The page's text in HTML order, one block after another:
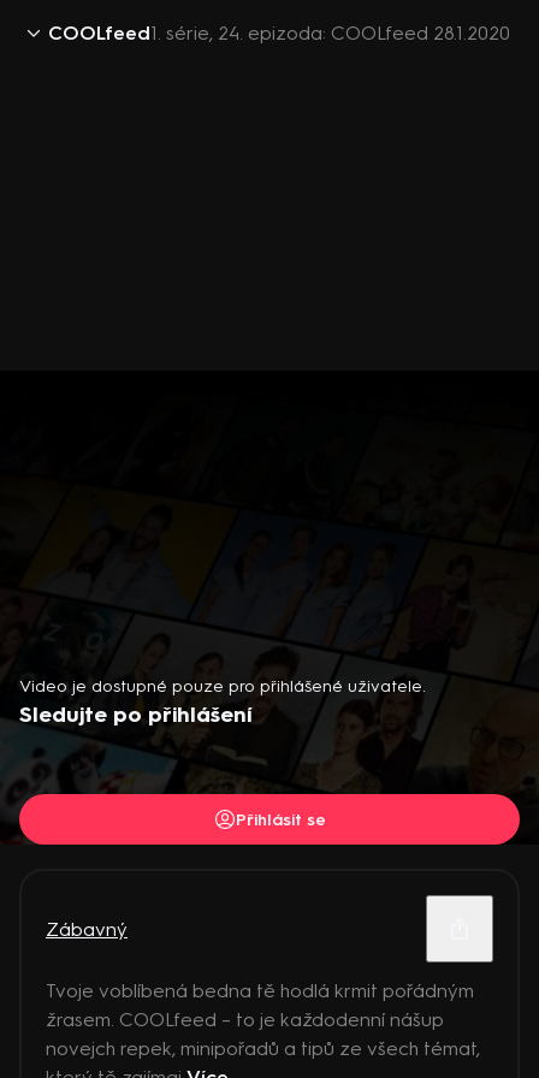
COOLfeed1. série, 24. epizoda: COOLfeed 28.1.2020
Video je dostupné pouze pro přihlášené uživatele.
Sledujte po přihlášení
Přihlásit se
Zábavný
Tvoje voblíbená bedna tě hodlá krmit pořádným
žrasem. COOLfeed – to je každodenní nášup
novejch repek, minipořadů a tipů ze všech témat,